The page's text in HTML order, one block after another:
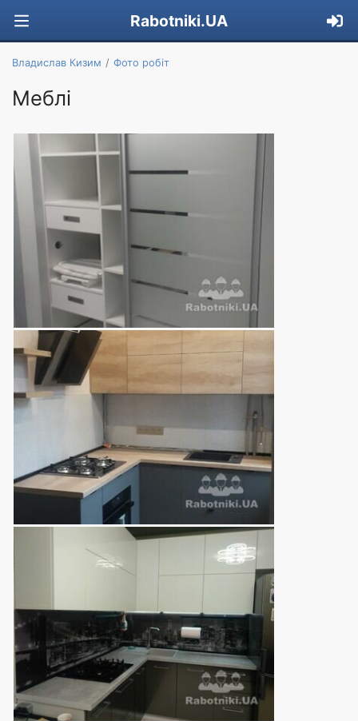
Rabotniki.UA
Владислав Кизим Фото робіт
Меблі